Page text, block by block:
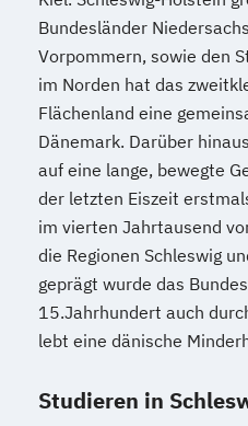
Bundesländer
Vorpommern, sowie den
im Norden hat das
Flächenland eine
Dänemark. Darüber
auf eine lange, bewegte
der letzten Eiszeit
im vierten Jahrtausend
die Regionen Schleswig
geprägt wurde das
15.Jahrhundert auch
lebt eine dänische
Studieren in